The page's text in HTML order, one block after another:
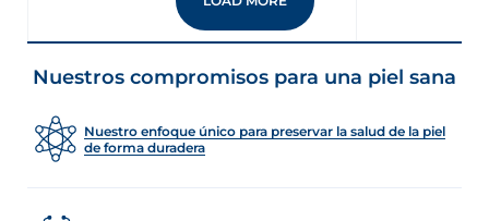
Nuestros compromisos para una piel sana
Nuestro enfoque único para preservar la salud de la piel
de forma duradera